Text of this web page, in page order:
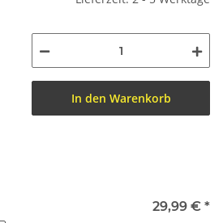
In den Warenkorb
29,99 € *